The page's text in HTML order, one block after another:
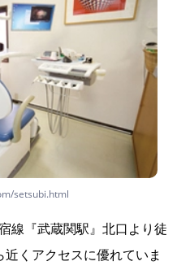
setsubi.html
線『武蔵関駅』北口より徒
くアクセスに優れていま